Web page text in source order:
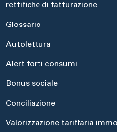
rettifiche di fatturazione
Glossario
Autolettura
Alert forti consumi
Bonus sociale
Conciliazione
Valorizzazione tariffaria